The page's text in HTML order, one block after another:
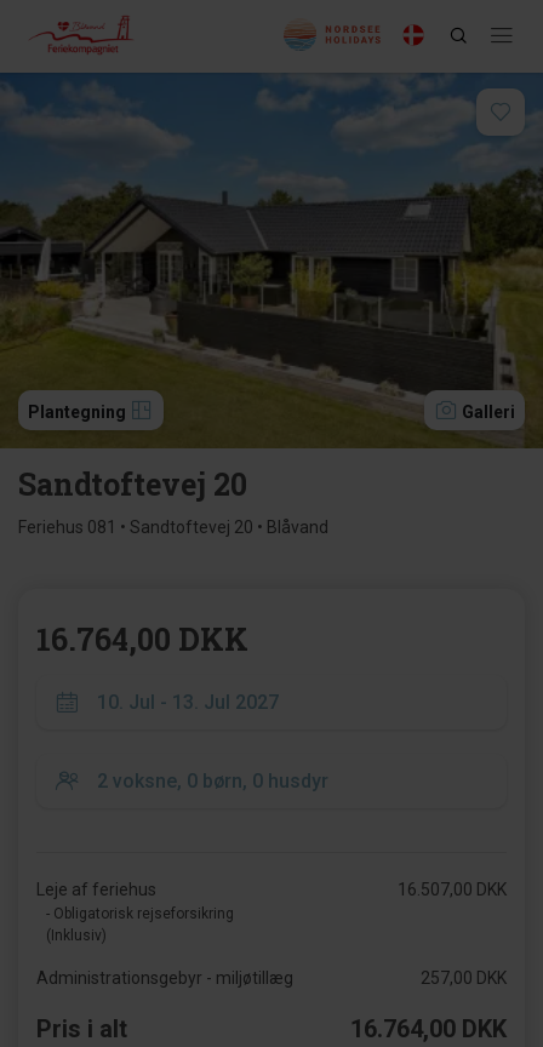
Plantegning Galleri
Sandtoftevej 20
Feriehus 081 • Sandtoftevej 20 • Blåvand
16.764,00 DKK
Leje af feriehus
- Obligatorisk rejseforsikring
(Inklusiv)
16.507,00 DKK
Administrationsgebyr - miljøtillæg 257,00 DKK
Pris i alt 16.764,00 DKK